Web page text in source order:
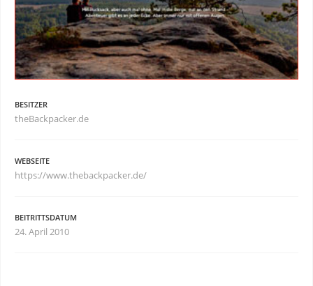
BESITZER
theBackpacker.de
WEBSEITE
https://www.thebackpacker.de/
BEITRITTSDATUM
24. April 2010